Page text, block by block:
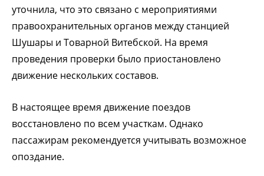
уточнила, что это связано с мероприятиями
правоохранительных органов между станцией
Шушары и Товарной Витебской. На время
проведения проверки было приостановлено
движение нескольких составов.
В настоящее время движение поездов
восстановлено по всем участкам. Однако
пассажирам рекомендуется учитывать возможное
опоздание.